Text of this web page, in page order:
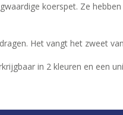
koerspet. Ze
Het vangt het zweet
in 2 kleuren en een